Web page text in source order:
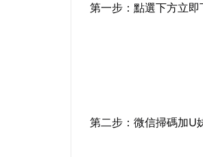
第一步：點選下方立即
第二步：微信掃碼加U